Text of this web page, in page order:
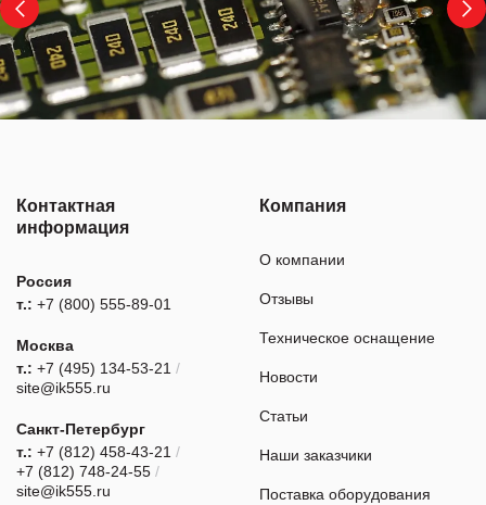
Контактная
информация
Россия
т.: +7 (800) 555-89-01
Москва
т.: +7 (495) 134-53-21 /
site@ik555.ru
Санкт-Петербург
т.: +7 (812) 458-43-21 /
+7 (812) 748-24-55 /
site@ik555.ru
Компания
О компании
Отзывы
Техническое оснащение
Новости
Статьи
Наши заказчики
Поставка оборудования